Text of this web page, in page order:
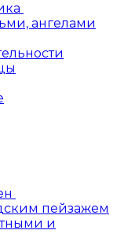
ангелами
пейзажем
и